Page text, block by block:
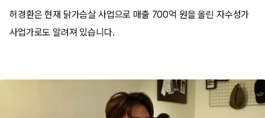
허경환은 현재 닭가슴살 사업으로 매출 700억 원을 올린 자수성가
사업가로도 알려져 있습니다.